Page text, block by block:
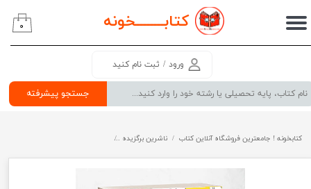
کتابــــــــخونه
جستجو پیشرفته
ورود / ثبت نام کنید
حساب کاربری من
سفارشات
۰
کتابخونه ! جامعترین فروشگاه آنلاین کتاب ناشرین برگزیده